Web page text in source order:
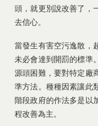
頭，就更別說改善了，
去信心。
當發生有害空污逸散，
未必會達到開罰的標準
源頭困難，要對特定廠
準方法。種種因素讓此
階段政府的作法多是以
程改善為主。